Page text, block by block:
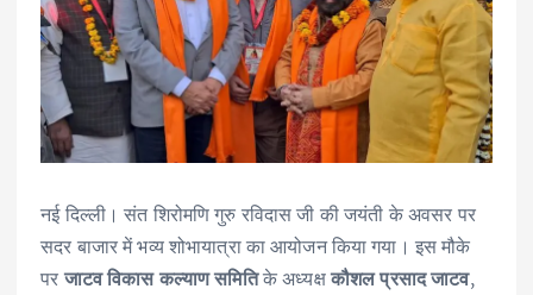
नई दिल्ली। संत शिरोमणि गुरु रविदास जी की जयंती के अवसर पर
सदर बाजार में भव्य शोभायात्रा का आयोजन किया गया। इस मौके
परजाटव विकास कल्याण समितिके अध्यक्षकौशल प्रसाद जाटव,